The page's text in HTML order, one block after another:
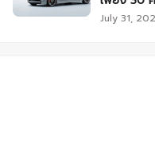
July 31,